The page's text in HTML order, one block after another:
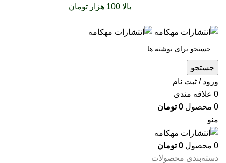
بالا 100 هزار تومان
جستجو
ورود / ثبت نام
0 علاقه مندی
0 محصول 0 تومان
منو
0 محصول 0 تومان
دسته‌بندی محصولات